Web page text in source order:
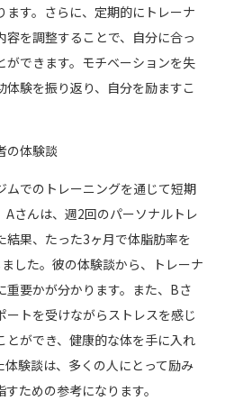
ます。さらに、定期的にトレーナ
を調整することで、自分に合っ
ができます。モチベーションを失
験を振り返り、自分を励ますこ
の体験談
ムでのトレーニングを通じて短期
Aさんは、週2回のパーソナルトレ
結果、たった3ヶ月で体脂肪率を
した。彼の体験談から、トレーナ
重要かが分かります。また、Bさ
ートを受けながらストレスを感じ
ができ、健康的な体を手に入れ
験談は、多くの人にとって励み
ための参考になります。